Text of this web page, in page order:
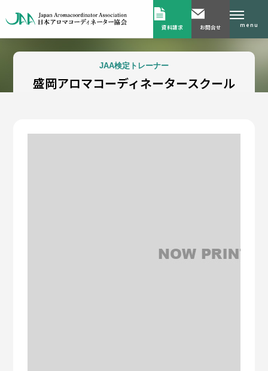
資料請求 お問合せ menu
JAA検定トレーナー
盛岡アロマコーディネータースクール